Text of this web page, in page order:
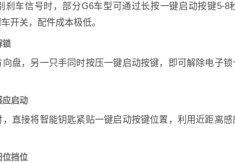
车信号时，部分G6车型可通过长按一键启动按键5-8
开关，配件成本极低。
锁
，另一只手同时按压一键启动按键，即可解除电子锁
应启动
接将智能钥匙紧贴一键启动按键位置，利用近距离感
位挡位